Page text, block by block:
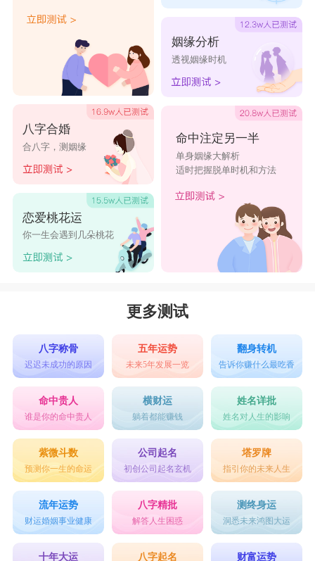
时候也会有些小任性，此时瓶子应适时发挥、表现
下亲切安慰的温情天性。
以上就是有关白羊男和水瓶女谁吃定谁的全部
星座乐原创文章，转载需注明出处
八字合婚
合八字，测姻缘
恋爱桃花运
你一生会遇到几朵桃花
姻缘分析
透视姻缘时机
命中注定另一半
单身姻缘大解析
适时把握脱单时机和方法
更多测试
八字称骨
迟迟未成功的原因
五年运势
未来5年发展一览
翻身转机
告诉你赚什么最吃香
命中贵人
谁是你的命中贵人
横财运
躺着都能赚钱
姓名详批
姓名对人生的影响
紫微斗数
预测你一生的命运
公司起名
初创公司起名玄机
塔罗牌
指引你的未来人生
流年运势
财运婚姻事业健康
八字精批
解答人生困惑
测终身运
洞悉未来鸿图大运
十年大运 八字起名 财富运势